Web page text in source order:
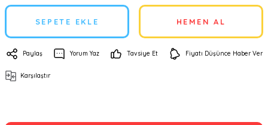
SEPETE EKLE HEMEN AL
Paylaş Yorum Yaz Tavsiye Et Fiyatı Düşünce Haber Ver
Karşılaştır